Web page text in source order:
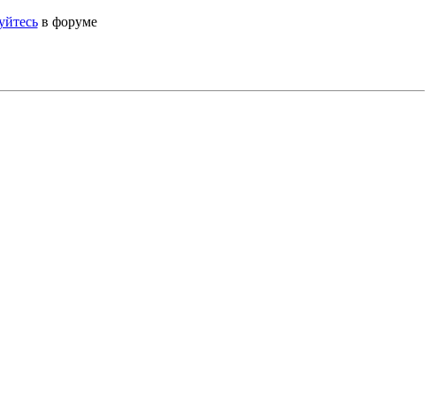
в форуме